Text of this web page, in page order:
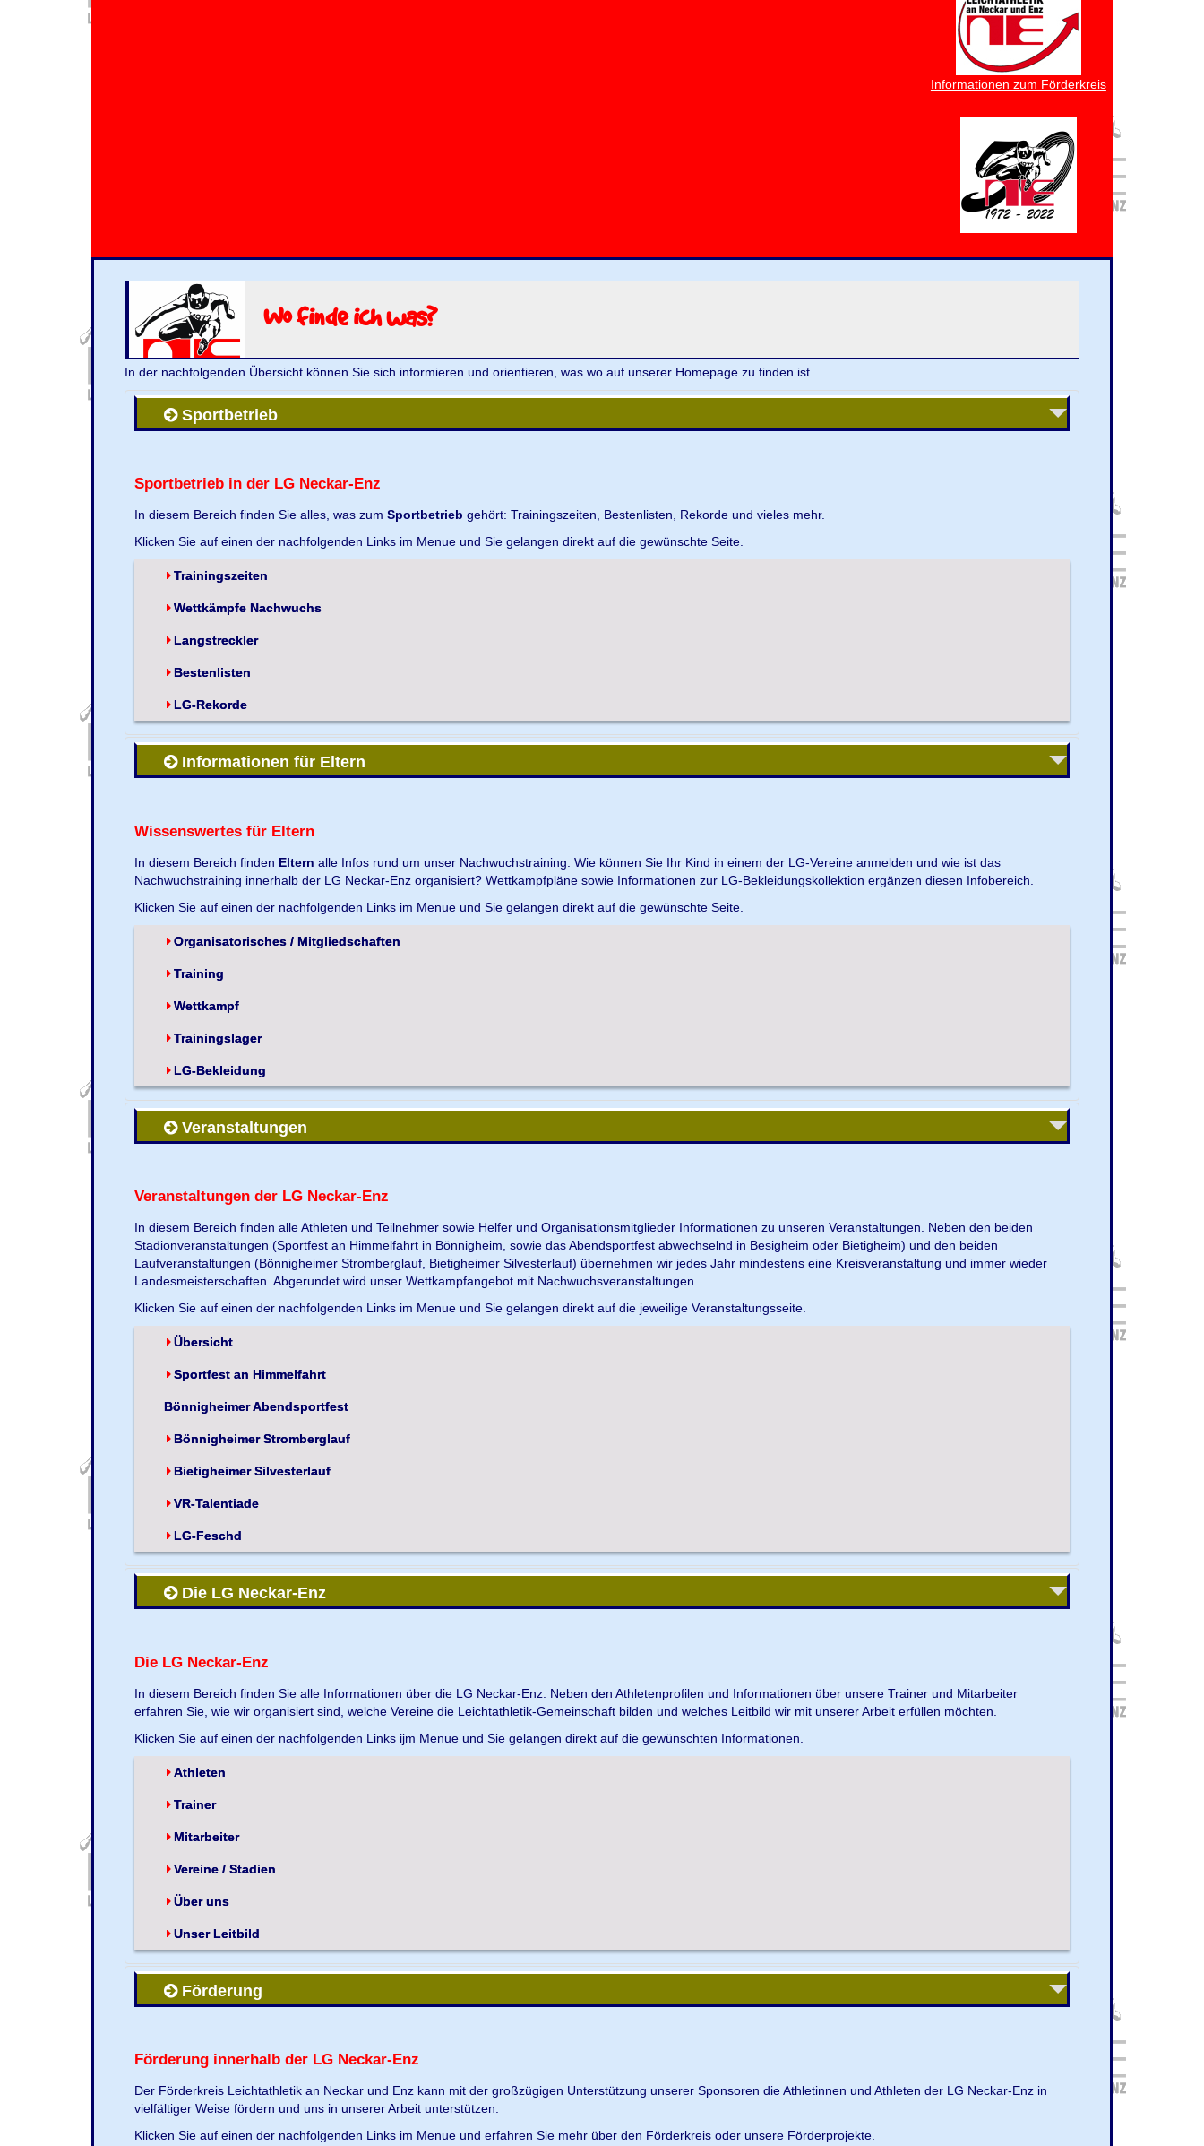
Informationen zum Förderkreis
Wo finde ich was?
In der nachfolgenden Übersicht können Sie sich informieren und orientieren, was wo auf unserer Homepage zu finden ist.
Sportbetrieb
Sportbetrieb in der LG Neckar-Enz
In diesem Bereich finden Sie alles, was zumSportbetrieb gehört: Trainingszeiten, Bestenlisten, Rekorde und vieles mehr.
Klicken Sie auf einen der nachfolgenden Links im Menue und Sie gelangen direkt auf die gewünschte Seite.
Trainingszeiten
Wettkämpfe Nachwuchs
Langstreckler
Bestenlisten
LG-Rekorde
Informationen für Eltern
Wissenswertes für Eltern
In diesem Bereich finden Eltern alle Infos rund um unser Nachwuchstraining. Wie können Sie Ihr Kind in einem der LG-Vereine anmelden und wie ist das
Nachwuchstraining innerhalb der LG Neckar-Enz organisiert? Wettkampfpläne sowie Informationen zur LG-Bekleidungskollektion ergänzen diesen Infobereich.
Klicken Sie auf einen der nachfolgenden Links im Menue und Sie gelangen direkt auf die gewünschte Seite.
Organisatorisches / Mitgliedschaften
Training
Wettkampf
Trainingslager
LG-Bekleidung
Veranstaltungen
Veranstaltungen der LG Neckar-Enz
In diesem Bereich finden alle Athleten und Teilnehmer sowie Helfer und Organisationsmitglieder Informationen zu unseren Veranstaltungen. Neben den beiden
Stadionveranstaltungen (Sportfest an Himmelfahrt in Bönnigheim, sowie das Abendsportfest abwechselnd in Besigheim oder Bietigheim) und den beiden
Laufveranstaltungen (Bönnigheimer Stromberglauf, Bietigheimer Silvesterlauf) übernehmen wir jedes Jahr mindestens eine Kreisveranstaltung und immer wieder
Landesmeisterschaften. Abgerundet wird unser Wettkampfangebot mit Nachwuchsveranstaltungen.
Klicken Sie auf einen der nachfolgenden Links im Menue und Sie gelangen direkt auf die jeweilige Veranstaltungsseite.
Übersicht
Sportfest an Himmelfahrt
Bönnigheimer Abendsportfest
Bönnigheimer Stromberglauf
Bietigheimer Silvesterlauf
VR-Talentiade
LG-Feschd
Die LG Neckar-Enz
Die LG Neckar-Enz
In diesem Bereich finden Sie alle Informationen über die LG Neckar-Enz. Neben den Athletenprofilen und Informationen über unsere Trainer und Mitarbeiter
erfahren Sie, wie wir organisiert sind, welche Vereine die Leichtathletik-Gemeinschaft bilden und welches Leitbild wir mit unserer Arbeit erfüllen möchten.
Klicken Sie auf einen der nachfolgenden Links ijm Menue und Sie gelangen direkt auf die gewünschten Informationen.
Athleten
Trainer
Mitarbeiter
Vereine / Stadien
Über uns
Unser Leitbild
Förderung
Förderung innerhalb der LG Neckar-Enz
Der Förderkreis Leichtathletik an Neckar und Enz kann mit der großzügigen Unterstützung unserer Sponsoren die Athletinnen und Athleten der LG Neckar-Enz in
vielfältiger Weise fördern und uns in unserer Arbeit unterstützen.
Klicken Sie auf einen der nachfolgenden Links im Menue und erfahren Sie mehr über den Förderkreis oder unsere Förderprojekte.